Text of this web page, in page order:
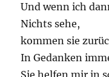
Und wenn ich
Nichts sehe,
kommen sie
In Gedanken
Sie helfen mir in